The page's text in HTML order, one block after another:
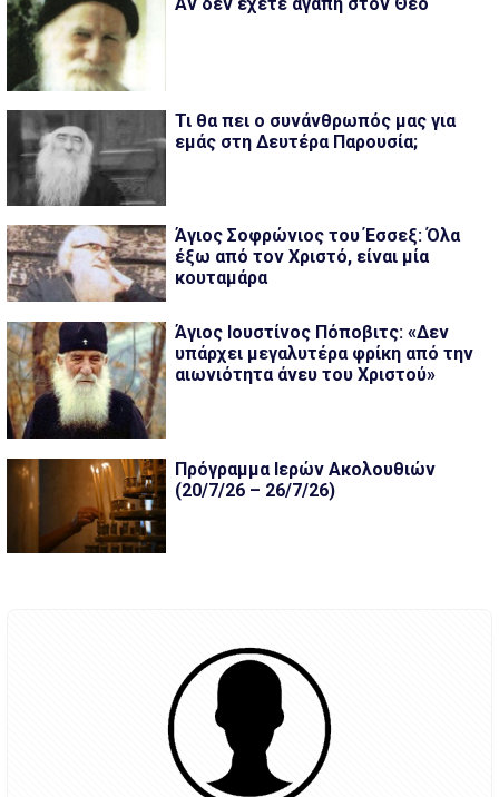
Τι θα πει ο συνάνθρωπός μας για
εμάς στη Δευτέρα Παρουσία;
Άγιος Σοφρώνιος του Έσσεξ: Όλα
έξω από τον Χριστό, είναι μία
κουταμάρα
Άγιος Ιουστίνος Πόποβιτς: «Δεν
υπάρχει μεγαλυτέρα φρίκη από την
αιωνιότητα άνευ του Χριστού»
Πρόγραμμα Ιερών Ακολουθιών
(20/7/26 – 26/7/26)